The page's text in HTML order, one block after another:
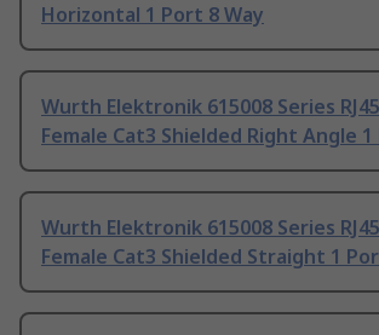
Horizontal 1 Port 8 Way
Wurth Elektronik 615008 Series
Female Cat3 Shielded Right Angle
Wurth Elektronik 615008 Series
Female Cat3 Shielded Straight 1